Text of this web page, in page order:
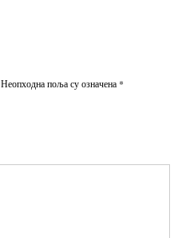
Неопходна поља су означена *